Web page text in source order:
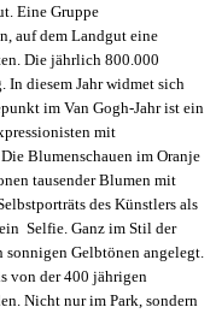
Eine Gruppe
auf dem Landgut eine
Die jährlich 800.000
diesem Jahr widmet sich
im Van Gogh-Jahr ist ein
mit
Blumenschauen im Oranje
tausender Blumen mit
des Künstlers als
Selfie. Ganz im Stil der
Gelbtönen angelegt.
von der 400 jährigen
Nicht nur im Park, sondern